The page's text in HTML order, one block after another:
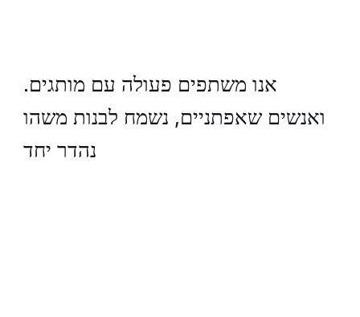
.אנו משתפים פעולה עם מותגים
ואנשים שאפתניים, נשמח לבנות משהו
נהדר יחד